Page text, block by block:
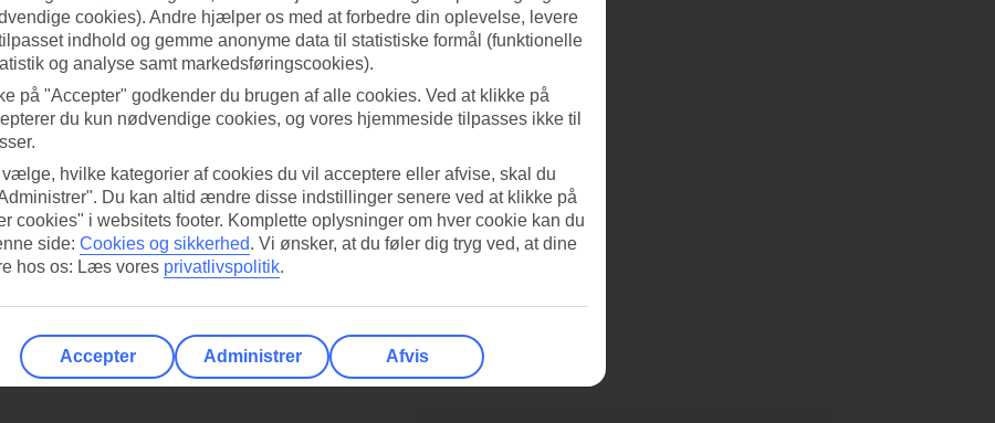
cookies). Andre hjælper os med at forbedre din oplevelse, levere
indhold og gemme anonyme data til statistiske formål (funktionelle
og analyse samt markedsføringscookies).
på "Accepter" godkender du brugen af alle cookies. Ved at klikke på
du kun nødvendige cookies, og vores hjemmeside tilpasses ikke til
hvilke kategorier af cookies du vil acceptere eller afvise, skal du
Du kan altid ændre disse indstillinger senere ved at klikke på
cookies" i websitets footer. Komplette oplysninger om hver cookie kan du
side: Cookies og sikkerhed. Vi ønsker, at du føler dig tryg ved, at dine
hos os: Læs vores privatlivspolitik.
Accepter Administrer Afvis